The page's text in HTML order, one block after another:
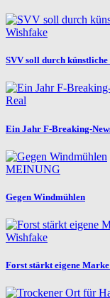
Wishfake
SVV soll durch
Real
Ein Jahr F-Breaking-
MEINUNG
Gegen Windmühlen
Wishfake
Forst stärkt eigene